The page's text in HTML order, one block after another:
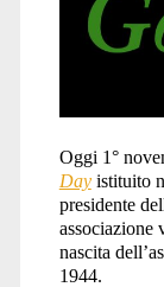
day
Oggi 1°
Dayistituito
presidente
associazione
nascita
1944.